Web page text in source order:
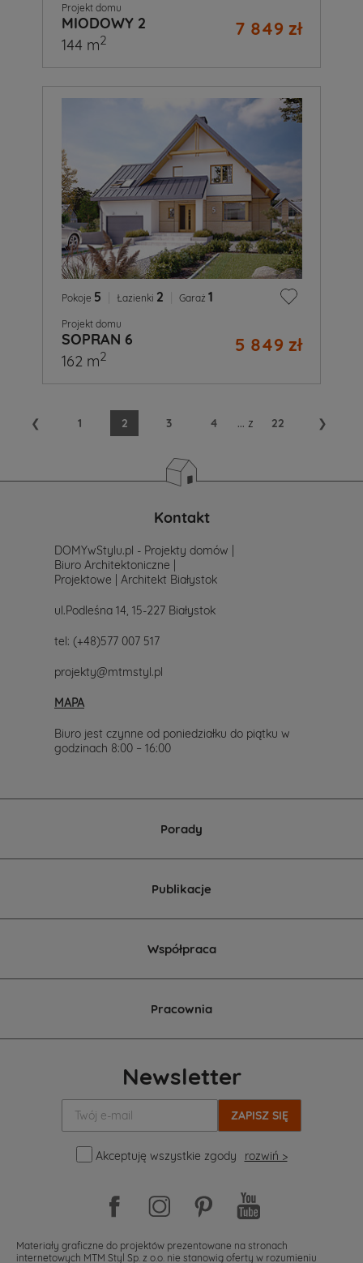
Projekt domu
MIODOWY 2 7 849 zł
144 m2
Pokoje 5 Łazienki 2 Garaż 1
Projekt domu
SOPRAN 6 5 849 zł
162 m2
❮ 1 2 3 4 ... z 22 ❯
Kontakt
DOMYwStylu.pl - Projekty domów |
Biuro Architektoniczne |
Projektowe | Architekt Białystok
ul.Podleśna 14, 15-227 Białystok
tel: (+48)577 007 517
projekty@mtmstyl.pl
MAPA
Biuro jest czynne od poniedziałku do piątku w
godzinach 8:00 – 16:00
Porady
Publikacje
Współpraca
Pracownia
Newsletter
mail:
Akceptuję wszystkie zgody
rozwiń >
Materiały graficzne do projektów prezentowane na stronach
internetowych MTM Styl Sp. z o.o. nie stanowią oferty w rozumieniu